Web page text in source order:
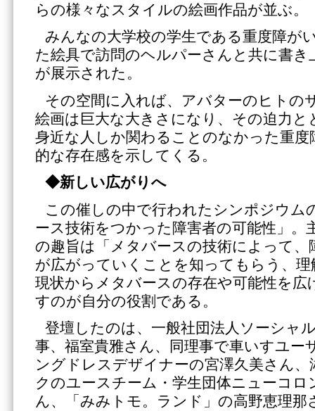
らの様々なスタイルの絵画作品が並ぶ。
みんなの大学校の学生である重度障が
た絵具で訪問のヘルパーさんと共に書き
が展示された。
その空間に入れば、アバターのヒトの
絵画は巨大な大きさになり、その迫力
身近な人しか関わることのなかった重度
的な存在感を示してくる。
◆新しい広がりへ
この催しの中で行われたシンポジウム
ース技術をつかった障害者の可能性」。
の趣旨は「メタバースの技術によって
が広がっていくことを知ってもらう、
現状からメタバースの存在や可能性を広
すのが自分の役割である。
登壇したのは、一般社団法人ソーシャ
事、福室貴雅さん、同理事で車いすユー
ングドレスデザイナーの宮澤久美さん
クのユースチーム・学生団体ニューコロ
ん、「みみトモ。ランド」の高野恵理那